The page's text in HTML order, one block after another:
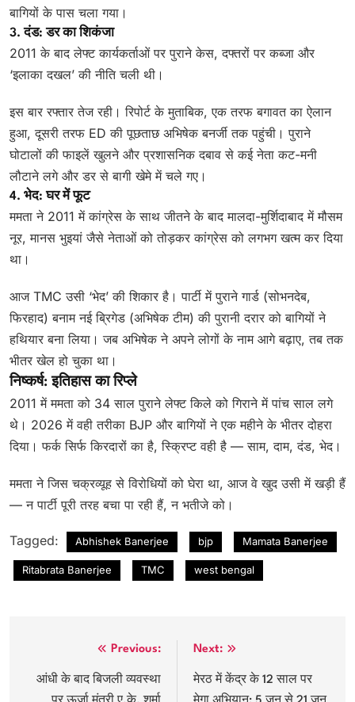
बागियों के पास चला गया।
3. दंड: डर का शिकंजा
2011 के बाद लेफ्ट कार्यकर्ताओं पर पुराने केस, दफ्तरों पर कब्जा और
‘इलाका दखल’ की नीति चली थी।
इस बार रफ्तार तेज रही। रिपोर्ट के मुताबिक, एक तरफ बगावत का ऐलान
हुआ, दूसरी तरफ ED की पूछताछ अभिषेक बनर्जी तक पहुंची। पुराने
घोटालों की फाइलें खुलने और प्रशासनिक दबाव से कई नेता कट-मनी
लौटाने लगे और डर से बागी खेमे में चले गए।
4. भेद: घर में फूट
ममता ने 2011 में कांग्रेस के साथ जीतने के बाद मालदा-मुर्शिदाबाद में मौसम
नूर, मानस भुइयां जैसे नेताओं को तोड़कर कांग्रेस को लगभग खत्म कर दिया
था।
आज TMC उसी ‘भेद’ की शिकार है। पार्टी में पुराने गार्ड (सोभनदेब,
फिरहाद) बनाम नई ब्रिगेड (अभिषेक टीम) की पुरानी दरार को बागियों ने
हथियार बना लिया। जब अभिषेक ने अपने लोगों के नाम आगे बढ़ाए, तब तक
भीतर खेल हो चुका था।
निष्कर्ष: इतिहास का रिप्ले
2011 में ममता को 34 साल पुराने लेफ्ट किले को गिराने में पांच साल लगे
थे। 2026 में वही तरीका BJP और बागियों ने एक महीने के भीतर दोहरा
दिया। फर्क सिर्फ किरदारों का है, स्क्रिप्ट वही है — साम, दाम, दंड, भेद।
ममता ने जिस चक्रव्यूह से विरोधियों को घेरा था, आज वे खुद उसी में खड़ी हैं
— न पार्टी पूरी तरह बचा पा रही हैं, न भतीजे को।
Tagged: Abhishek Banerjee bjp Mamata Banerjee
Ritabrata Banerjee TMC west bengal
navigation
Previous:
आंधी के बाद बिजली व्यवस्था
Next:
मेरठ में केंद्र के 12 साल पर